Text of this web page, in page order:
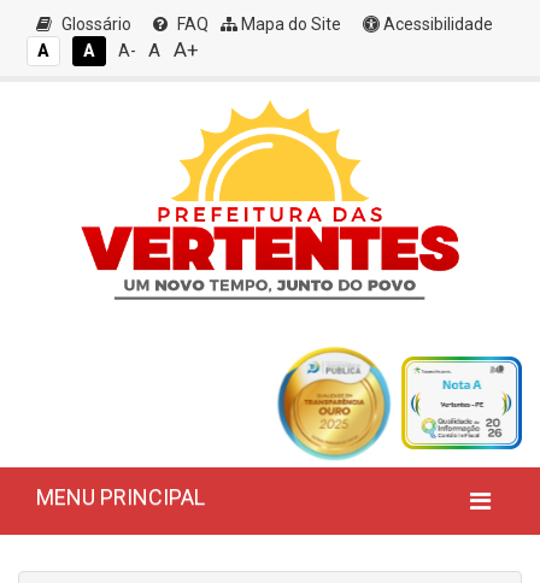
Glossário FAQ Mapa do Site
Acessibilidade
A
A A- A A+
MENU PRINCIPAL